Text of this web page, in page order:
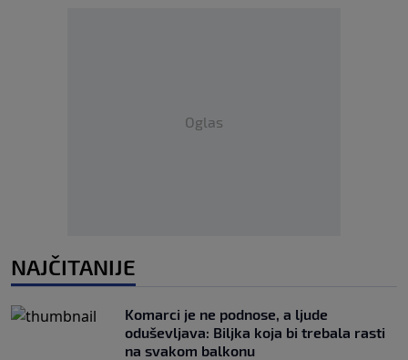
Oglas
NAJČITANIJE
Komarci je ne podnose, a ljude
oduševljava: Biljka koja bi trebala rasti
na svakom balkonu